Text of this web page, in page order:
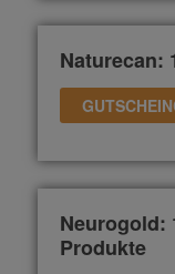
Naturecan:
Neurogold:
Produkte